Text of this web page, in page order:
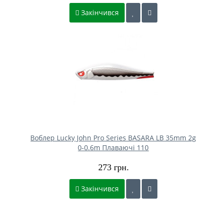
Закінчився
Воблер Lucky John Pro Series BASARA LB 35mm 2g
0-0.6m Плаваючі 110
273 грн.
Закінчився